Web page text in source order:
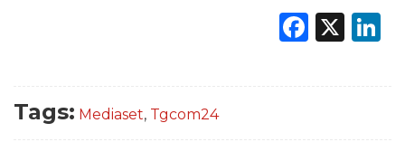
X
Tags: Mediaset, Tgcom24